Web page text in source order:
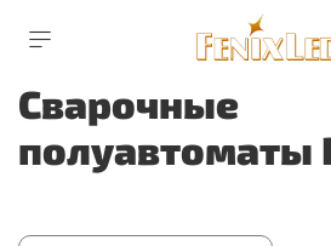
Сварочные
полуавтоматы